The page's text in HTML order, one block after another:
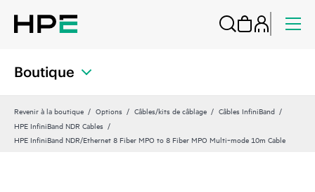
Boutique
Revenir à la boutique Options Câbles/kits de câblage
Câbles InfiniBand
HPE InfiniBand NDR Cables
HPE InfiniBand NDR/Ethernet 8 Fiber MPO to 8 Fiber MPO Multi‑mode 10m Cable